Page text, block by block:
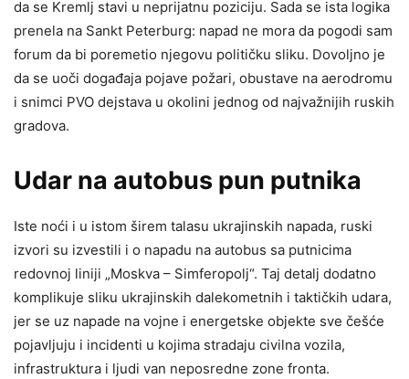
da se Kremlj stavi u neprijatnu poziciju. Sada se ista logika
prenela na Sankt Peterburg: napad ne mora da pogodi sam
forum da bi poremetio njegovu političku sliku. Dovoljno je
da se uoči događaja pojave požari, obustave na aerodromu
i snimci PVO dejstava u okolini jednog od najvažnijih ruskih
gradova.
Udar na autobus pun putnika
Iste noći i u istom širem talasu ukrajinskih napada, ruski
izvori su izvestili i o napadu na autobus sa putnicima
redovnoj liniji „Moskva – Simferopolj“. Taj detalj dodatno
komplikuje sliku ukrajinskih dalekometnih i taktičkih udara,
jer se uz napade na vojne i energetske objekte sve češće
pojavljuju i incidenti u kojima stradaju civilna vozila,
infrastruktura i ljudi van neposredne zone fronta.